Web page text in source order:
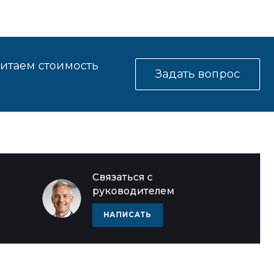
стоимость
Задать вопрос
Связаться с
руководителем
НАПИСАТЬ